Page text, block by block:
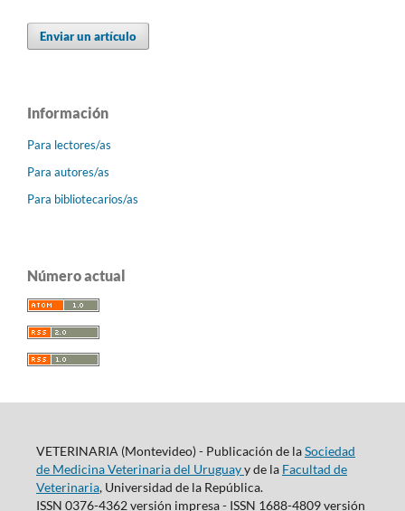
Enviar un artículo
Información
Para lectores/as
Para autores/as
Para bibliotecarios/as
Número actual
VETERINARIA (Montevideo) - Publicación de laSociedad
de Medicina Veterinaria del Uruguayy de la Facultad de
Veterinaria, Universidad de la República.
ISSN 0376-4362 versión impresa - ISSN 1688-4809 versión